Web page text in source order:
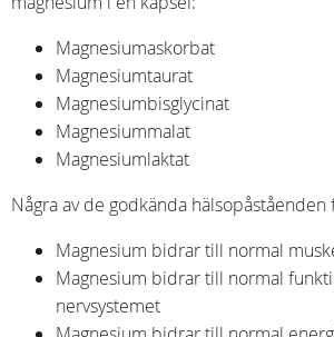
Magnesiumaskorbat
Magnesiumtaurat
Magnesiumbisglycinat
Magnesiummalat
Magnesiumlaktat
Några av de godkända hälsopåståenden
Magnesium bidrar till normal
Magnesium bidrar till normal
nervsystemet